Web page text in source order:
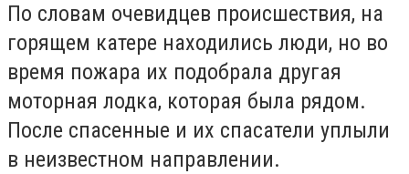
По словам очевидцев происшествия, на
горящем катере находились люди, но во
время пожара их подобрала другая
моторная лодка, которая была рядом.
После спасенные и их спасатели уплыли
в неизвестном направлении.